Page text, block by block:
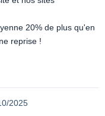
20% de plus qu'en
reprise !
2025